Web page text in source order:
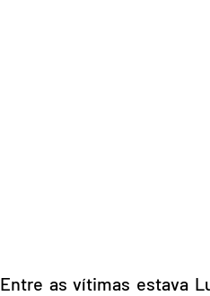
Entre as vítimas estava